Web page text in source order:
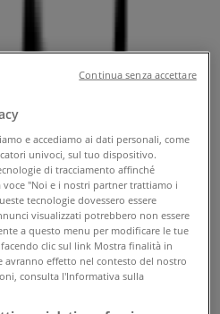
e accediamo ai dati personali, come
univoci, sul tuo dispositivo.
di tracciamento affinché
"Noi e i nostri partner trattiamo i
tecnologie dovessero essere
visualizzati potrebbero non essere
a questo menu per modificare le tue
clic sul link Mostra finalità in
avranno effetto nel contesto del nostro
consulta l'Informativa sulla
Continua senza accettare